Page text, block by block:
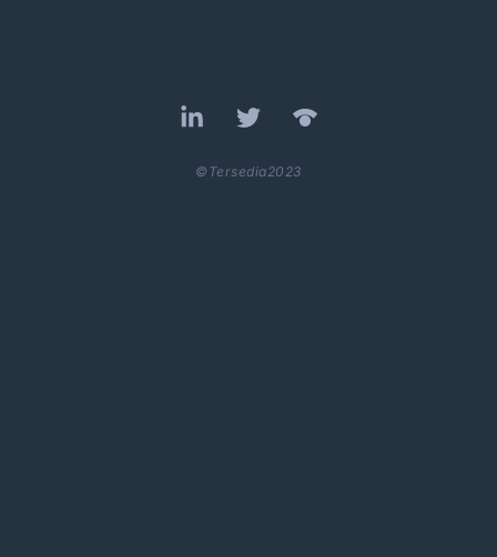
©Tersedia2023